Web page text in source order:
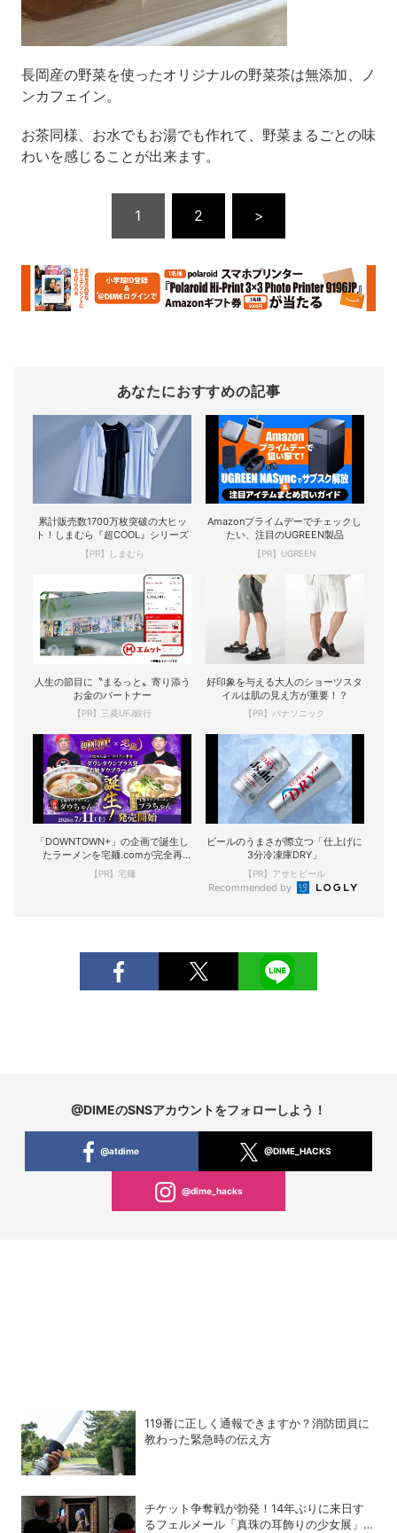
長岡産の野菜を使ったオリジナルの野菜茶は無添加、ノ
ンカフェイン。
お茶同様、お水でもお湯でも作れて、野菜まるごとの味
わいを感じることが出来ます。
1 2 >
あなたにおすすめの記事
累計販売数1700万枚突破の大ヒッ
ト！しまむら『超COOL』シリーズ
【PR】しまむら
Amazonプライムデーでチェックし
たい、注目のUGREEN製品
【PR】UGREEN
人生の節目に〝まるっと〟寄り添う
お金のパートナー
【PR】三菱UFJ銀行
好印象を与える大人のショーツスタ
イルは肌の見え方が重要！？
【PR】パナソニック
「DOWNTOWN+」の企画で誕生し
たラーメンを宅麺.comが完全再
現！
【PR】宅麺
ビールのうまさが際立つ「仕上げに
3分冷凍庫DRY」
【PR】アサヒビール
Recommended by
@DIMEのSNSアカウントをフォローしよう！
@atdime @DIME_HACKS
@dime_hacks
119番に正しく通報できますか？消防団員に
教わった緊急時の伝え方
チケット争奪戦が勃発！14年ぶりに来日す
るフェルメール「真珠の耳飾りの少女展」の